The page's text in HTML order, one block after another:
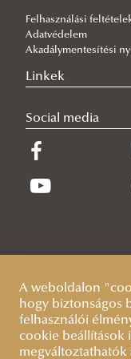
I. Ludovika
II. Ludovika
Röplabda
Röplabda
Budapesti
Ludovika Egyetemi
Ludovika
Felhasználási
Adatvédelem
Akadálymentesítési
Linkek
Social media
A weboldalon
hogy biztonságos
felhasználói
cookie beállítások
megváltoztathatók